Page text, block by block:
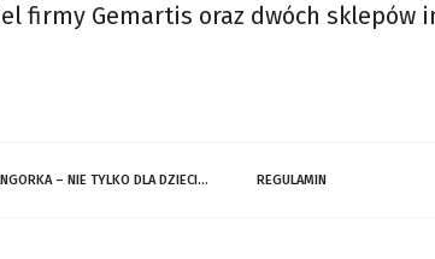
firmy Gemartis oraz dwóch sklepów
– NIE TYLKO DLA DZIECI… REGULAMIN